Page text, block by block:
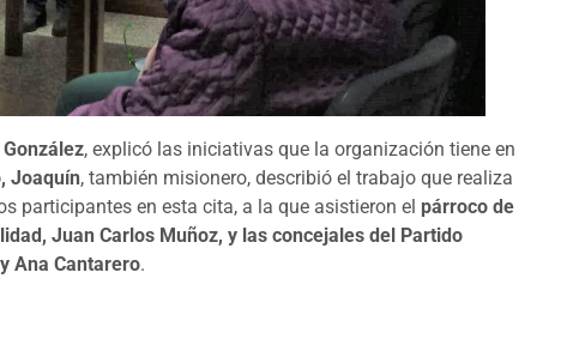
González, explicó las iniciativas que la organización tiene en
Joaquín, también misionero, describió el trabajo que realiza
participantes en esta cita, a la que asistieron el párroco de
Juan Carlos Muñoz, y las concejales del Partido
Ana Cantarero.